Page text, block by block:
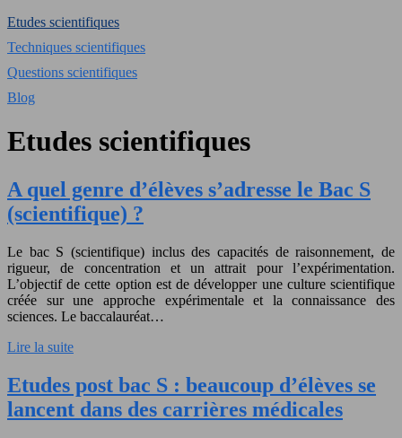
Etudes scientifiques
Techniques scientifiques
Questions scientifiques
Blog
Etudes scientifiques
A quel genre d’élèves s’adresse le Bac S
(scientifique) ?
Le bac S (scientifique) inclus des capacités de raisonnement, de
rigueur, de concentration et un attrait pour l’expérimentation.
L’objectif de cette option est de développer une culture scientifique
créée sur une approche expérimentale et la connaissance des
sciences. Le baccalauréat…
Lire la suite
Etudes post bac S : beaucoup d’élèves se
lancent dans des carrières médicales